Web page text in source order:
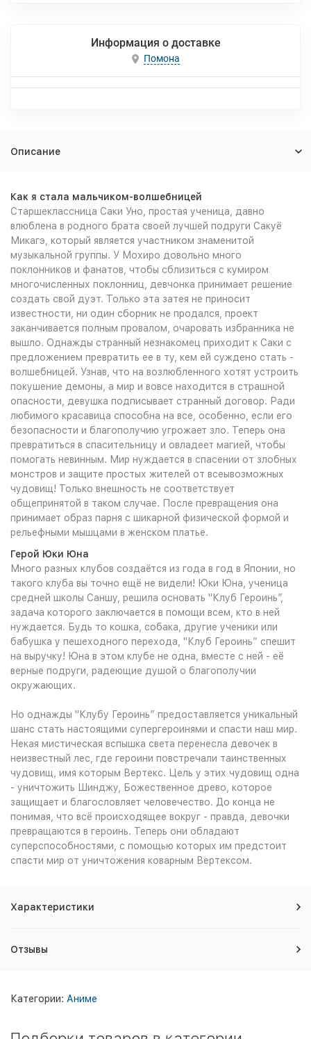
Информация о доставке
Помона
Описание
Как я стала мальчиком-волшебницей
Старшеклассница Саки Уно, простая ученица, давно
влюблена в родного брата своей лучшей подруги Сакуё
Микагэ, который является участником знаменитой
музыкальной группы. У Мохиро довольно много
поклонников и фанатов, чтобы сблизиться с кумиром
многочисленных поклонниц, девчонка принимает решение
создать свой дуэт. Только эта затея не приносит
известности, ни один сборник не продался, проект
заканчивается полным провалом, очаровать избранника не
вышло. Однажды странный незнакомец приходит к Саки с
предложением превратить ее в ту, кем ей суждено стать -
волшебницей. Узнав, что на возлюбленного хотят устроить
покушение демоны, а мир и вовсе находится в страшной
опасности, девушка подписывает странный договор. Ради
любимого красавица способна на все, особенно, если его
безопасности и благополучию угрожает зло. Теперь она
превратиться в спасительницу и овладеет магией, чтобы
помогать невинным. Мир нуждается в спасении от злобных
монстров и защите простых жителей от всеывозможных
чудовищ! Только внешность не соответствует
общепринятой в таком случае. После превращения она
принимает образ парня с шикарной физической формой и
рельефными мышцами в женском платье.
Герой Юки Юна
Много разных клубов создаётся из года в год в Японии, но
такого клуба вы точно ещё не видели! Юки Юна, ученица
средней школы Саншу, решила основать "Клуб Героинь”,
задача которого заключается в помощи всем, кто в ней
нуждается. Будь то кошка, собака, другие ученики или
бабушка у пешеходного перехода, "Клуб Героинь” спешит
на выручку! Юна в этом клубе не одна, вместе с ней - её
верные подруги, радеющие душой о благополучии
окружающих.
Но однажды "Клубу Героинь” предоставляется уникальный
шанс стать настоящими супергероинями и спасти наш мир.
Некая мистическая вспышка света перенесла девочек в
неизвестный лес, где героини повстречали таинственных
чудовищ, имя которым Вертекс. Цель у этих чудовищ одна
- уничтожить Шинджу, Божественное древо, которое
защищает и благословляет человечество. До конца не
понимая, что всё происходящее вокруг - правда, девочки
превращаются в героинь. Теперь они обладают
суперспособностями, с помощью которых им предстоит
спасти мир от уничтожения коварным Вертексом.
Характеристики
Отзывы
Категории: Аниме